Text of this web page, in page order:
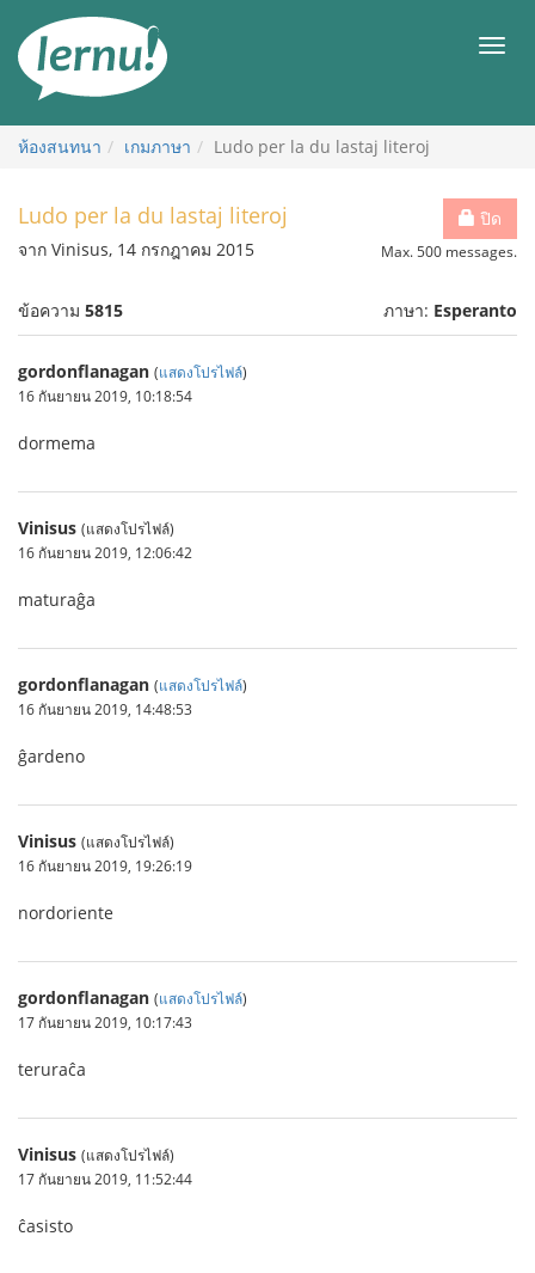
สารบัญ
เมนู
ห้องสนทนา เกมภาษา Ludo per la du lastaj literoj
ปิด
Max. 500 messages.
Ludo per la du lastaj literoj
จาก Vinisus, 14 กรกฎาคม 2015
ข้อความ 5815 ภาษา: Esperanto
gordonflanagan (แสดงโปรไฟล์)
16 กันยายน 2019, 10:18:54
dormema
Vinisus (แสดงโปรไฟล์)
16 กันยายน 2019, 12:06:42
maturaĝa
gordonflanagan (แสดงโปรไฟล์)
16 กันยายน 2019, 14:48:53
ĝardeno
Vinisus (แสดงโปรไฟล์)
16 กันยายน 2019, 19:26:19
nordoriente
gordonflanagan (แสดงโปรไฟล์)
17 กันยายน 2019, 10:17:43
teruraĉa
Vinisus (แสดงโปรไฟล์)
17 กันยายน 2019, 11:52:44
ĉasisto